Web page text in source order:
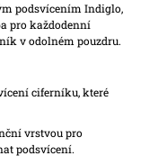
podsvícením Indiglo,
pro každodenní
v odolném pouzdru.
ciferníku, které
vrstvou pro
podsvícení.